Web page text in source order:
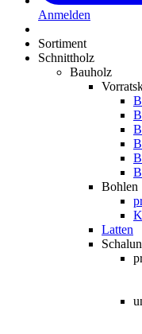
Anmelden
Sortiment
Schnittholz
Bauholz
Bohlen
Latten